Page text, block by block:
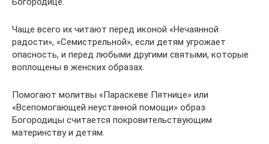
Чаще всего их читают перед иконой «Нечаянной
радости», «Семистрельной», если детям угрожает
опасность, и перед любыми другими святыми, которые
воплощены в женских образах.
Помогают молитвы «Параскеве Пятнице» или
«Всепомогающей неустанной помощи» образ
Богородицы считается покровительствующим
материнству и детям.